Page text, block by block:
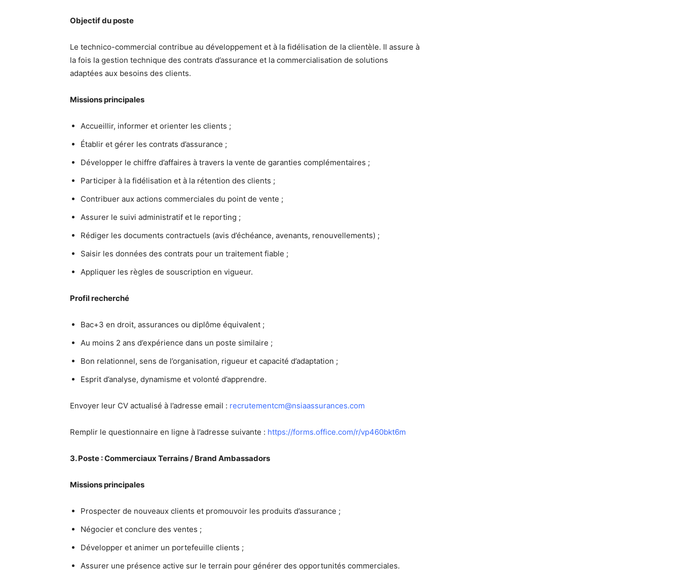
Objectif du poste
Le technico-commercial contribue au développement et à la fidélisation de la clientèle. Il assure à
la fois la gestion technique des contrats d’assurance et la commercialisation de solutions
adaptées aux besoins des clients.
Missions principales
Accueillir, informer et orienter les clients ;
Établir et gérer les contrats d’assurance ;
Développer le chiffre d’affaires à travers la vente de garanties complémentaires ;
Participer à la fidélisation et à la rétention des clients ;
Contribuer aux actions commerciales du point de vente ;
Assurer le suivi administratif et le reporting ;
Rédiger les documents contractuels (avis d’échéance, avenants, renouvellements) ;
Saisir les données des contrats pour un traitement fiable ;
Appliquer les règles de souscription en vigueur.
Profil recherché
Bac+3 en droit, assurances ou diplôme équivalent ;
Au moins 2 ans d’expérience dans un poste similaire ;
Bon relationnel, sens de l’organisation, rigueur et capacité d’adaptation ;
Esprit d’analyse, dynamisme et volonté d’apprendre.
Envoyer leur CV actualisé à l’adresse email : recrutementcm@nsiaassurances.com
Remplir le questionnaire en ligne à l’adresse suivante : https://forms.office.com/r/vp460bkt6m
3. Poste : Commerciaux Terrains / Brand Ambassadors
Missions principales
Prospecter de nouveaux clients et promouvoir les produits d’assurance ;
Négocier et conclure des ventes ;
Développer et animer un portefeuille clients ;
Assurer une présence active sur le terrain pour générer des opportunités commerciales.